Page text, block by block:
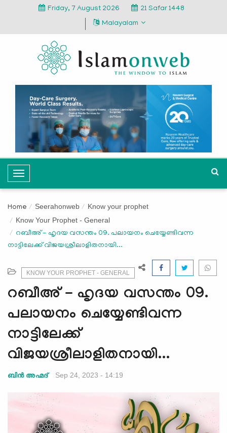
Friday, 7 August 2026
21 Safar 1448
Malayalam
T
o
g
l
e
N
g
a
t
i
o
n
Home Seerahonweb
Know your prophet
Know Your Prophet - General
റബീഅ് - ഹൃദയ വസന്തം 09. പലായനം ചെയ്യേണ്ടിവന്ന
നാട്ടിലേക്ക് വിജയശ്രീലാളിതനായി...
KNOW YOUR PROPHET - GENERAL
റബീഅ് - ഹൃദയ വസന്തം 09.
പലായനം ചെയ്യേണ്ടിവന്ന
നാട്ടിലേക്ക്
വിജയശ്രീലാളിതനായി...
ബിന്‍ അഹ്മദ് Sep 24, 2023 - 14:19